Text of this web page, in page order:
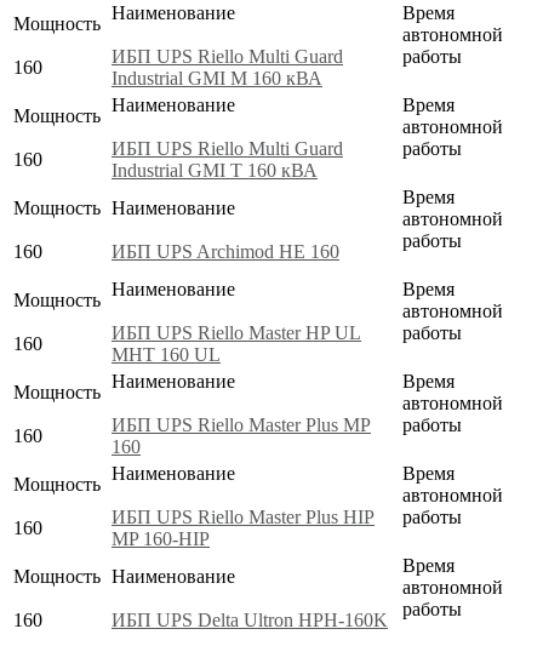
Мощность
160
Наименование
ИБП UPS Riello Multi Guard
Industrial GMI M 160 кВА
Время
автономной
работы
Мощность
160
Наименование
ИБП UPS Riello Multi Guard
Industrial GMI T 160 кВА
Время
автономной
работы
Мощность
160
Наименование
ИБП UPS Archimod HE 160
Время
автономной
работы
Мощность
160
Наименование
ИБП UPS Riello Master HP UL
MHT 160 UL
Время
автономной
работы
Мощность
160
Наименование
ИБП UPS Riello Master Plus MP
160
Время
автономной
работы
Мощность
160
Наименование
ИБП UPS Riello Master Plus HIP
MP 160-HIP
Время
автономной
работы
Мощность
160
Наименование
ИБП UPS Delta Ultron HPH-160K
Время
автономной
работы